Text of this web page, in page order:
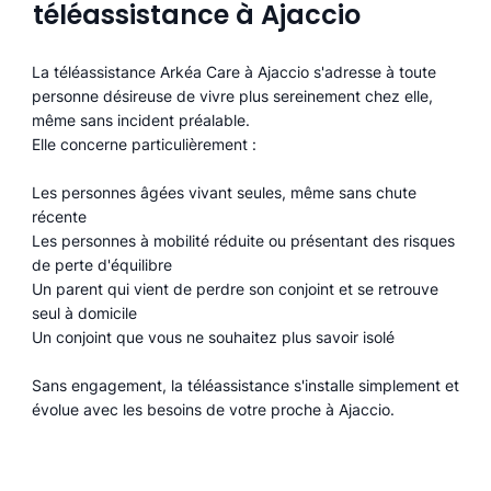
téléassistance à Ajaccio
La téléassistance Arkéa Care à Ajaccio s'adresse à toute
personne désireuse de vivre plus sereinement chez elle,
même sans incident préalable.
Elle concerne particulièrement :
Les personnes âgées vivant seules, même sans chute
récente
Les personnes à mobilité réduite ou présentant des risques
de perte d'équilibre
Un parent qui vient de perdre son conjoint et se retrouve
seul à domicile
Un conjoint que vous ne souhaitez plus savoir isolé
Sans engagement, la téléassistance s'installe simplement et
évolue avec les besoins de votre proche à Ajaccio.